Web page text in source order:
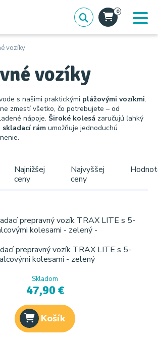
0
vozíky
vozíky
s našimi praktickými plážovými vozíkmi.
zmestí všetko, čo potrebujete – od
nápoje. Široké kolesá zaručujú ľahký
skladací rám umožňuje jednoduchú
Najnižšej
ceny
Najvyššej
ceny
prepravný vozík TRAX LITE s 5-
kolesami - zelený
Skladom
47,90 €
Košík